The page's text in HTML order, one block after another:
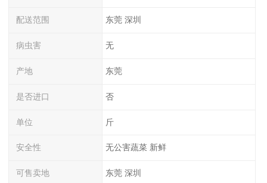
配送范围 东莞 深圳
病虫害 无
产地 东莞
是否进口 否
单位 斤
安全性 无公害蔬菜 新鲜
可售卖地 东莞 深圳